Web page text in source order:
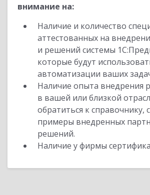
внимание на:
Наличие и количество
аттестованных на
и решений системы
которые будут
автоматизации ваших
Наличие опыта внедрения
в вашей или близкой
обратиться к
примеры внедренных
решений.
Наличие у фирмы